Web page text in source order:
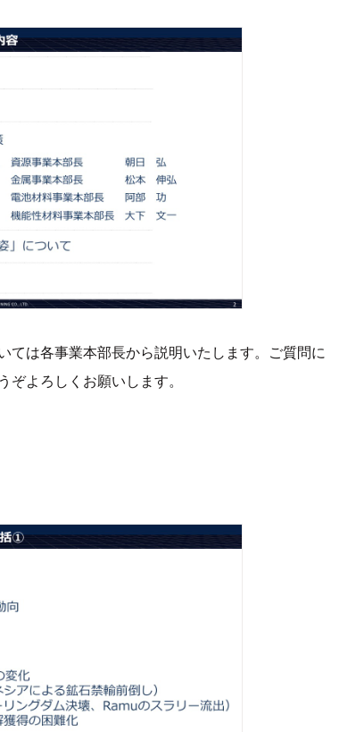
ては各事業本部長から説明いたします。ご質問に
よろしくお願いします。